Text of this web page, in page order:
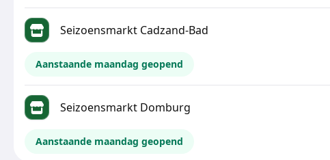
Seizoensmarkt Cadzand-Bad
Aanstaande maandag geopend
Seizoensmarkt Domburg
Aanstaande maandag geopend